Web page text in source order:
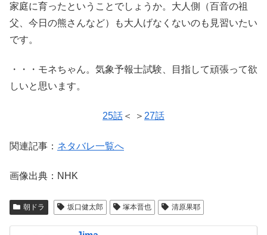
家庭に育ったということでしょうか。大人側（百音の祖
父、今日の熊さんなど）も大人げなくないのも見習いたい
です。
・・・モネちゃん。気象予報士試験、目指して頑張って欲
しいと思います。
25話 ＜ ＞ 27話
関連記事： ネタバレ一覧へ
画像出典：NHK
朝ドラ 坂口健太郎 塚本晋也 清原果耶